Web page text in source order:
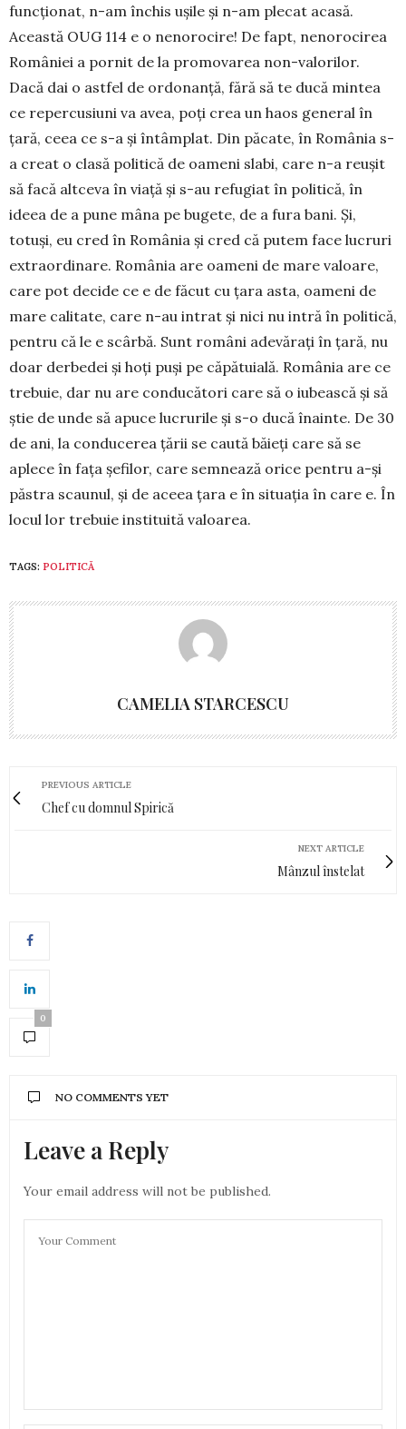
funcționat, n-am închis ușile și n-am plecat acasă.
Această OUG 114 e o nenorocire! De fapt, nenorocirea
României a pornit de la promovarea non-valorilor.
Dacă dai o astfel de ordonanță, fără să te ducă mintea
ce repercusiuni va avea, poți crea un haos general în
țară, ceea ce s-a și întâmplat. Din păcate, în România s-
a creat o clasă politică de oameni slabi, care n-a reușit
să facă altceva în viață și s-au refugiat în politică, în
ideea de a pune mâna pe bugete, de a fura bani. Și,
totuși, eu cred în România și cred că putem face lucruri
extraor­dinare. România are oameni de mare valoare,
care pot decide ce e de făcut cu țara asta, oameni de
mare calitate, care n-au intrat și nici nu intră în politică,
pentru că le e scârbă. Sunt români adevă­rați în țară, nu
doar derbedei și hoți puși pe căpă­tuială. România are ce
trebuie, dar nu are con­du­cători care să o iubească și să
știe de unde să apuce lucrurile și s-o ducă înainte. De 30
de ani, la condu­cerea țării se caută băieți care să se
aplece în fața șefilor, care semnează orice pentru a-și
păstra scaunul, și de aceea țara e în situația în care e. În
locul lor trebuie instituită valoarea.
TAGS: POLITICĂ
CAMELIA STARCESCU
PREVIOUS ARTICLE
Chef cu domnul Spirică
NEXT ARTICLE
Mânzul înstelat
0
NO COMMENTS YET
Leave a Reply
Your email address will not be published.